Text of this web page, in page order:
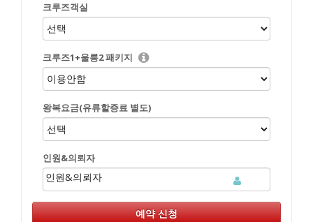
크루즈객실
크루즈1+울릉2 패키지
왕복요금(유류할증료 별도)
인원&의뢰자
인원&의뢰자
예약 신청